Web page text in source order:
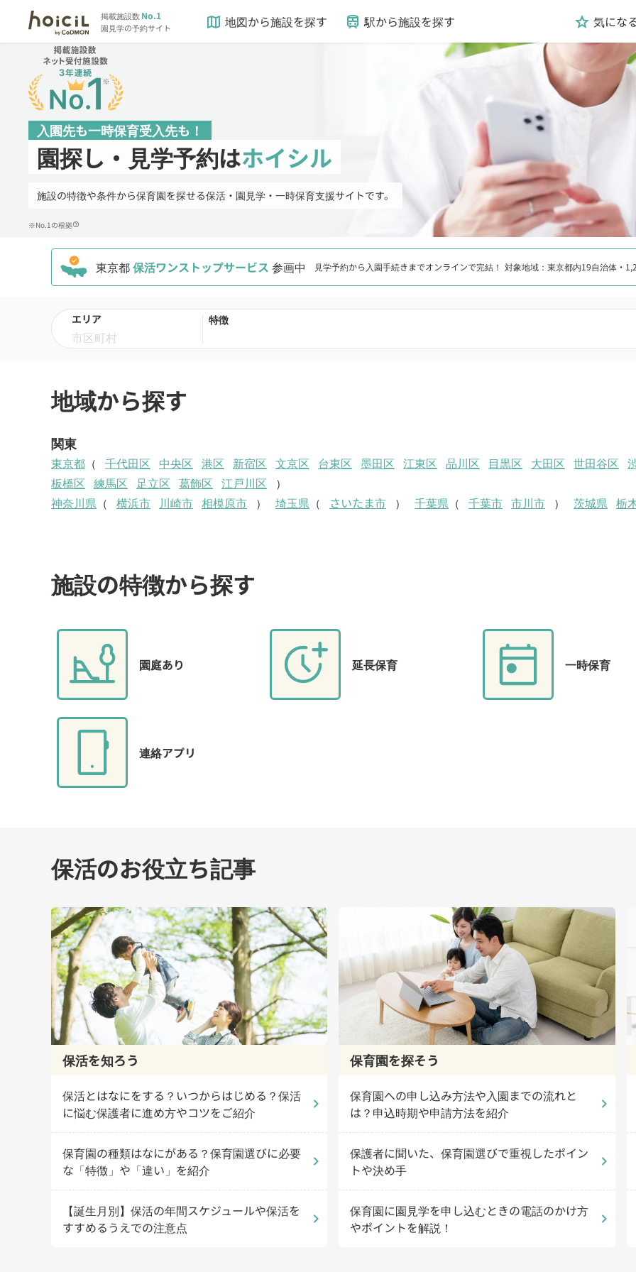
掲載施設数No.1
園見学の予約サイト map 地図から施設を探す train 駅から施設を探す grade 気にな
入園先も一時保育受入先も！
園探し・見学予約はホイシル
施設の特徴や条件から保育園を探せる保活・園見学・一時保育支援サイトです。
※No.1の根拠help_outline
東京都保活ワンストップサービス 参画中 見学予約から入園手続きまでオンラインで完結！ 対象地域：東京都内19自治体・
エリア 特徴
地域から探す
関東
東京都 （ 千代田区 中央区 港区 新宿区 文京区 台東区 墨田区 江東区 品川区 目黒区 大田区 世田谷区
板橋区 練馬区 足立区 葛飾区 江戸川区
）
神奈川県 （ 横浜市 川崎市 相模原市 ） 埼玉県 （ さいたま市 ） 千葉県 （ 千葉市 市川市 ） 茨城県 栃
施設の特徴から探す
園庭あり 延長保育 一時保育
連絡アプリ
保活のお役立ち記事
保活を知ろう
保活とはなにをする？いつからはじめる？保活
に悩む保護者に進め方やコツをご紹介
chevron_right
保育園の種類はなにがある？保育園選びに必要
な「特徴」や「違い」を紹介
chevron_right
【誕生月別】保活の年間スケジュールや保活を
すすめるうえでの注意点
chevron_right
保育園を探そう
保育園への申し込み方法や入園までの流れと
は？申込時期や申請方法を紹介
chevron_right
保護者に聞いた、保育園選びで重視したポイン
トや決め手
chevron_right
保育園に園見学を申し込むときの電話のかけ方
やポイントを解説！
chevron_right